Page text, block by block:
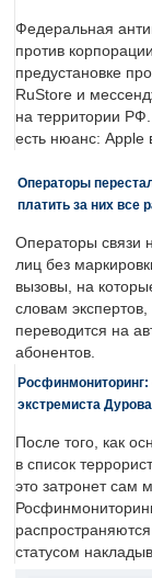
Федеральная
против
предустановке
RuStore и
на территории
есть нюанс: Apple
Операторы
платить за них все
Операторы связи
лиц без
вызовы, на
словам
переводится на
абонентов.
Росфинмониторинг:
экстремиста
После того, как
в список
это затронет сам
статусом